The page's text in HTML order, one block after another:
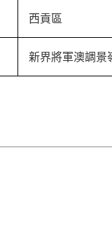
西貢區
新界將軍澳調景